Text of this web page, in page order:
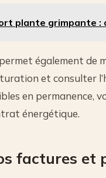
plante grimpante :
permet également
et consulter
en permanence,
énergétique.
factures et